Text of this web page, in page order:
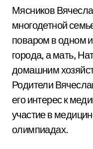
Мясников
многодетной
поваром в одном
города, а мать,
домашним
Родители
его интерес к
участие в
олимпиадах.